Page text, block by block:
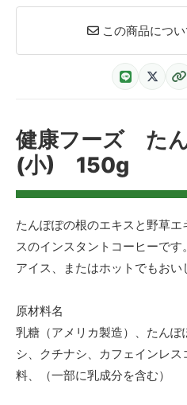
この商品につ
健康フーズ た
(小) 150g
たんぽぽの根のエキスと野草
スのインスタントコーヒーです。
アイス、またはホットでもおい
原材料名
乳糖（アメリカ製造）、たん
シ、クチナシ、カフェインレ
料、（一部に乳成分を含む）